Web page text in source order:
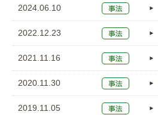
2024.06.10
2022.12.23
2021.11.16
2020.11.30
2019.11.05